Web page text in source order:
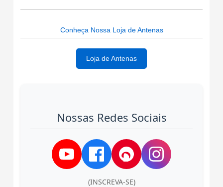
Conheça Nossa Loja de Antenas
Loja de Antenas
Nossas Redes Sociais
(INSCREVA-SE)